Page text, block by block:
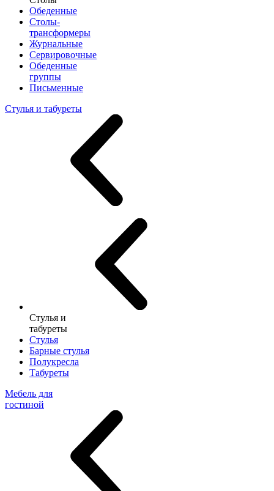
Обеденные
Столы-
трансформеры
Журнальные
Сервировочные
Обеденные
группы
Письменные
Стулья и табуреты
Стулья и
табуреты
Стулья
Барные стулья
Полукресла
Табуреты
Мебель для
гостиной